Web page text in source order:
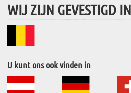
WIJ ZIJN GEVESTIGD IN
U kunt ons ook vinden in